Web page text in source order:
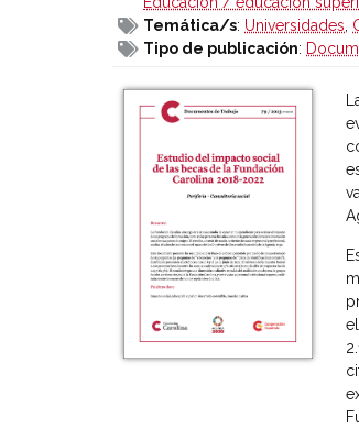
Temática/s: Universidades,
Tipo de publicación: